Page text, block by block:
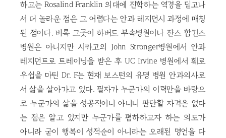
하고는 Rosalind Franklin 의대에 진학하는 역경을 딛고나
서 더 놀라운 점은 그 어렵다는 안과 레지던시 과정에 매칭
된 점이다. 비록 그곳이 하버드 부속병원이나 쟌스 합킨스
병원은 아니지만 시카고의 John Stronger병원에서 안과
레지던트로 트레이닝을 받은 후 UC Irvine 병원에서 훼로
우쉽을 마틴 Dr. F는 현재 보스턴의 유명 병원 안과의사로
서 삶을 살아가고 있다. 필자가 누군가의 이력만을 바탕으
로 누군가의 삶을 성공적이니 아니니 판단할 자격은 없다
는 점은 알고 있지만 누군가를 폄하하고자 하는 의도가
아니라 굳이 행복이 성적순이 아니라는 오래된 명언을 다